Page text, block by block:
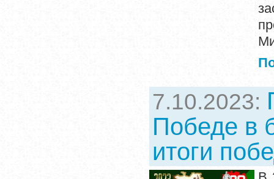
7.10.2023:
Победе в
итоги